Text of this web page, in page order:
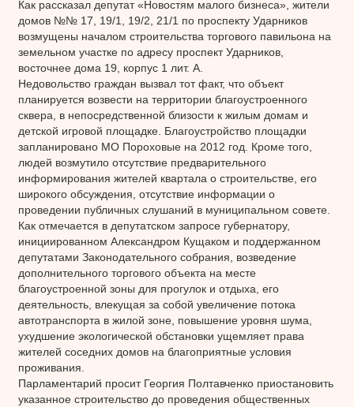
Как рассказал депутат «Новостям малого бизнеса», жители
домов №№ 17, 19/1, 19/2, 21/1 по проспекту Ударников
возмущены началом строительства торгового павильона на
земельном участке по адресу проспект Ударников,
восточнее дома 19, корпус 1 лит. А.
Недовольство граждан вызвал тот факт, что объект
планируется возвести на территории благоустроенного
сквера, в непосредственной близости к жилым домам и
детской игровой площадке. Благоустройство площадки
запланировано МО Пороховые на 2012 год. Кроме того,
людей возмутило отсутствие предварительного
информирования жителей квартала о строительстве, его
широкого обсуждения, отсутствие информации о
проведении публичных слушаний в муниципальном совете.
Как отмечается в депутатском запросе губернатору,
инициированном Александром Кущаком и поддержанном
депутатами Законодательного собрания, возведение
дополнительного торгового объекта на месте
благоустроенной зоны для прогулок и отдыха, его
деятельность, влекущая за собой увеличение потока
автотранспорта в жилой зоне, повышение уровня шума,
ухудшение экологической обстановки ущемляет права
жителей соседних домов на благоприятные условия
проживания.
Парламентарий просит Георгия Полтавченко приостановить
указанное строительство до проведения общественных